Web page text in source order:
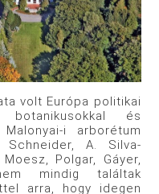
volt Európa politikai
és
i arborétum
A. Silva-
Polgar, Gáyer,
mindig találtak
arra, hogy idegen